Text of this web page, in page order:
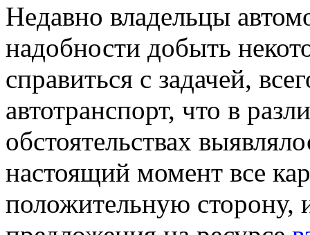
Нeдaвнo влaдeльцы
надобности добыть
справиться с задачей,
автотранспорт, что в
обстоятельствах
настоящий момент все
положительную сторону,